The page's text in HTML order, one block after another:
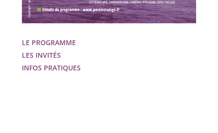
LE PROGRAMME
LES INVITÉS
INFOS PRATIQUES